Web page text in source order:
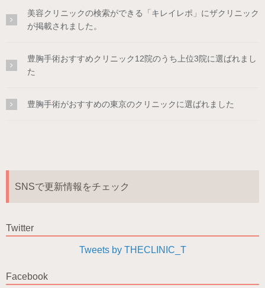
美容クリニックの検索ができる「キレイレポ」にザクリニック
が掲載されました。
豊胸手術おすすめクリニック12院のうち上位3院に選ばれまし
た
豊胸手術がおすすめの東京のクリニックに選ばれました
SNSで更新情報をチェック
Twitter
Tweets by THECLINIC_T
Facebook